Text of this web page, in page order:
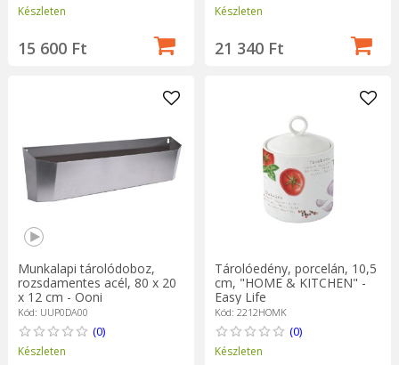
Készleten
15 600 Ft
Készleten
21 340 Ft
Munkalapi tárolódoboz,
rozsdamentes acél, 80 x 20
x 12 cm - Ooni
Kód: UUP0DA00
(0)
Készleten
Tárolóedény, porcelán, 10,5
cm, "HOME & KITCHEN" -
Easy Life
Kód: 2212HOMK
(0)
Készleten